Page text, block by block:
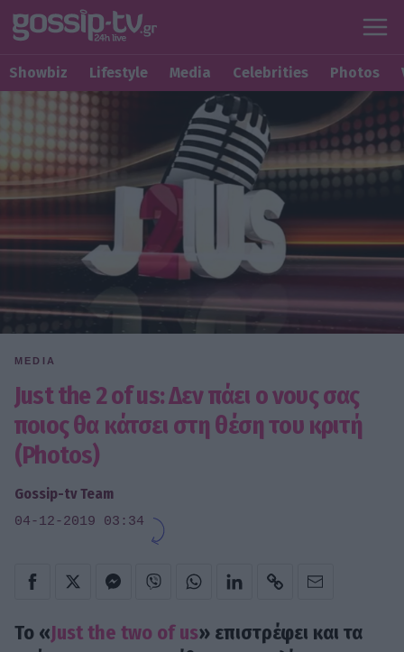
Showbiz Lifestyle Media Celebrities Photos
MEDIA
Just the 2 of us: Δεν πάει ο νους σας
ποιος θα κάτσει στη θέση του κριτή
(Photos)
Gossip-tv Team
04-12-2019 03:34
To «Just the two of us» επιστρέφει και τα